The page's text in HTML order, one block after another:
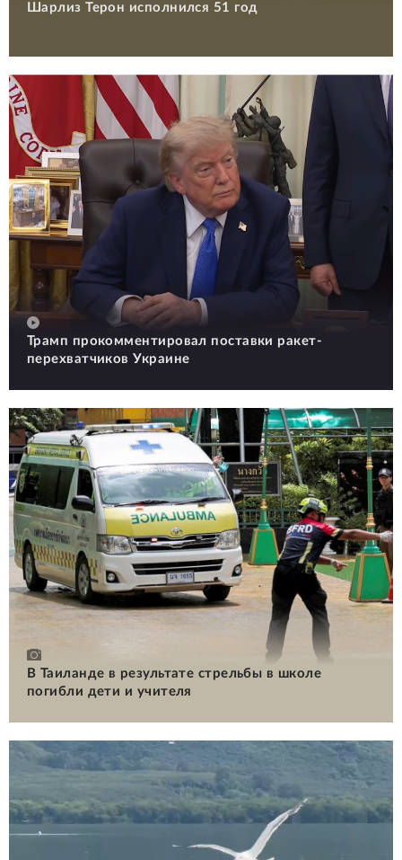
Шарлиз Терон исполнился 51 год
Трамп прокомментировал поставки ракет-
перехватчиков Украине
В Таиланде в результате стрельбы в школе
погибли дети и учителя